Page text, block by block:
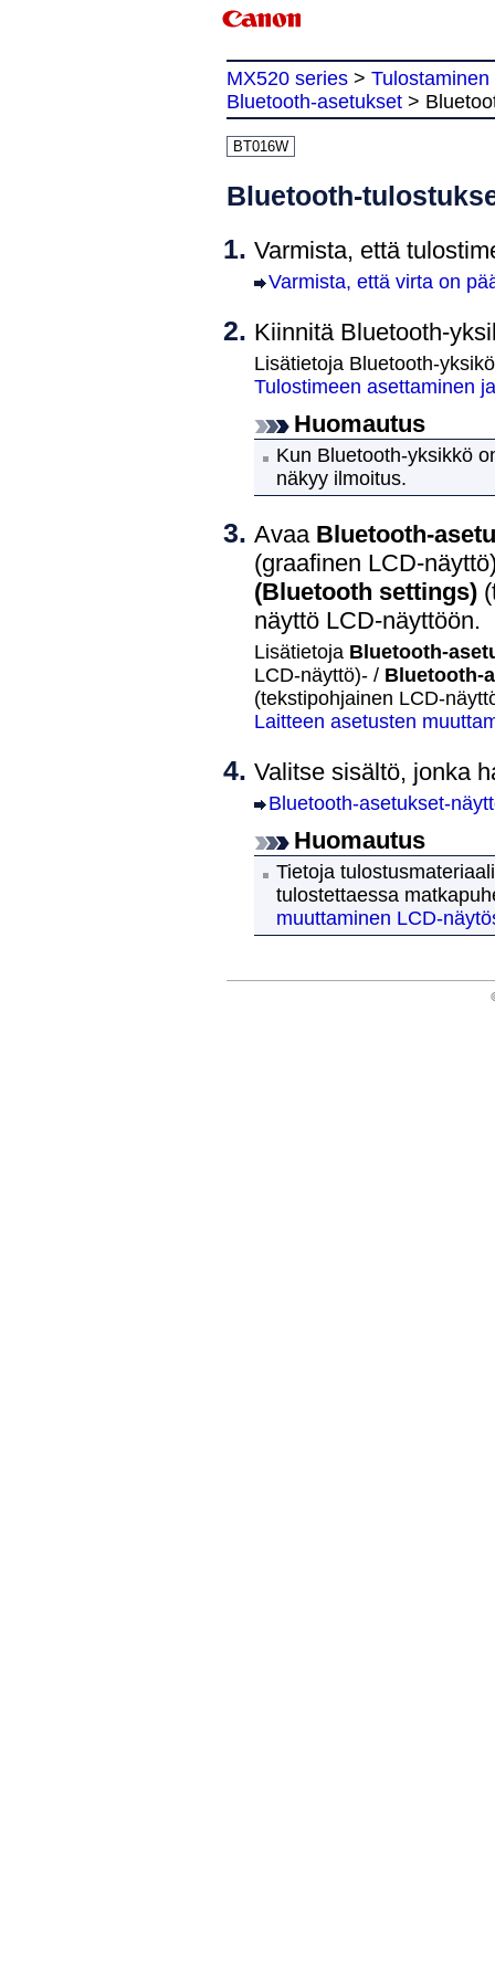
MX520 series > Tulostaminen
Bluetooth-asetukset >
BT016W
Bluetooth-
Varmista, että
Varmista, että virta on
Kiinnitä Bluetooth-
Lisätietoja Bluetooth-
Tulostimeen asettaminen
Huomautus
Kun Bluetooth-yksikkö
näkyy ilmoitus.
Avaa Bluetooth-
(graafinen LCD-
(Bluetooth settings)
näyttö LCD-näyttöön.
Lisätietoja Bluetooth-
LCD-näyttö)- / Bluetooth-
(tekstipohjainen LCD-
Laitteen asetusten
Valitse sisältö, jonka
Bluetooth-asetukset-
Huomautus
Tietoja
tulostettaessa
muuttaminen LCD-